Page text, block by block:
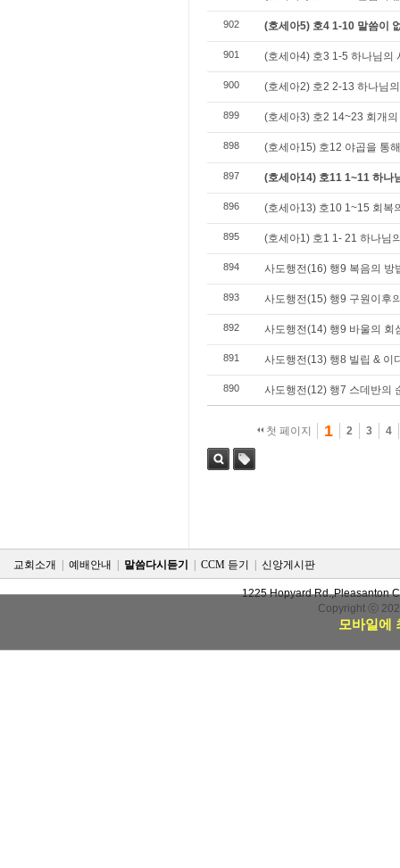
902 (호세아5) 호4 1-10 말씀이
901 (호세아4) 호3 1-5 하나님의
900 (호세아2) 호2 2-13 하나님
899 (호세아3) 호2 14~23 회개
898 (호세아15) 호12 야곱을 통
897 (호세아14) 호11 1~11 하나
896 (호세아13) 호10 1~15 회복
895 (호세아1) 호1 1- 21 하나님
894 사도행전(16) 행9 복음의 방
893 사도행전(15) 행9 구원이후
892 사도행전(14) 행9 바울의 회
891 사도행전(13) 행8 빌립 & 이
890 사도행전(12) 행7 스데반의
첫 페이지 1 2 3 4
교회소개 예배안내 말씀다시듣기 CCM 듣기 신앙게시판
1225 Hopyard Rd.,Pleasanton
Copyright ⓒ
모바일에